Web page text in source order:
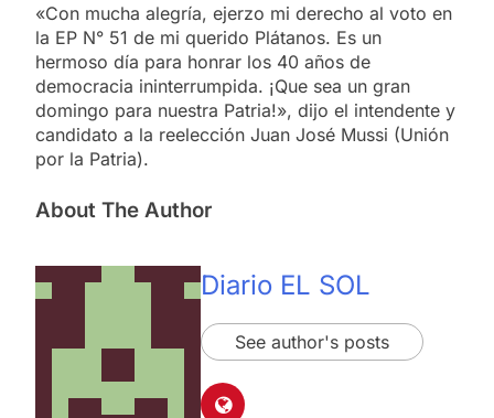
«Con mucha alegría, ejerzo mi derecho al voto en
la EP N° 51 de mi querido Plátanos. Es un
hermoso día para honrar los 40 años de
democracia ininterrumpida. ¡Que sea un gran
domingo para nuestra Patria!», dijo el intendente y
candidato a la reelección Juan José Mussi (Unión
por la Patria).
About The Author
Diario EL SOL
See author's posts